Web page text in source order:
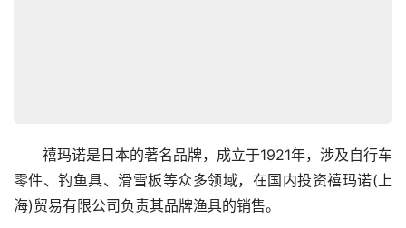
禧玛诺是日本的著名品牌，成立于1921年，涉及自行车
零件、钓鱼具、滑雪板等众多领域，在国内投资禧玛诺(上
海)贸易有限公司负责其品牌渔具的销售。